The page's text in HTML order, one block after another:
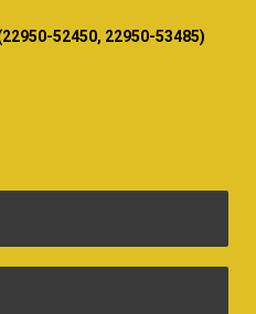
52450, 22950-53485)